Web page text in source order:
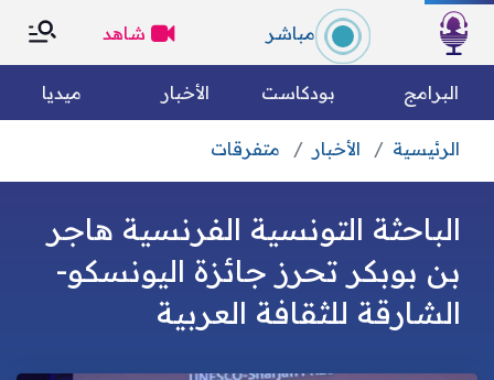
×
التصنيفات
الكل رياضة
متفرقات مقالات رأي
× الرئسية
من نحن؟
وين تسمعونا
مباشر شاهد
البرامج بودكاست الأخبار ميديا
الرئيسية الأخبار متفرقات
الباحثة التونسية الفرنسية هاجر
بن بوبكر تحرز جائزة اليونسكو-
الشارقة للثقافة العربية